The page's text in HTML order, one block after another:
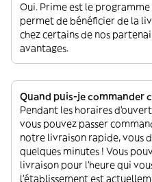
Oui. Prime est le
permet de bénéficier de la
chez certains de nos
avantages.
Quand puis-je commander
Pendant les horaires
vous pouvez passer
notre livraison rapide, vous
quelques minutes ! Vous
livraison pour l'heure qui
l'établissement est